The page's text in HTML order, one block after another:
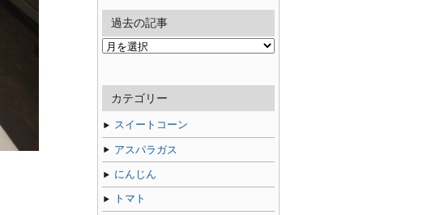
過去の記事
過
記
事
カテゴリー
スイートコーン
アスパラガス
にんじん
トマト